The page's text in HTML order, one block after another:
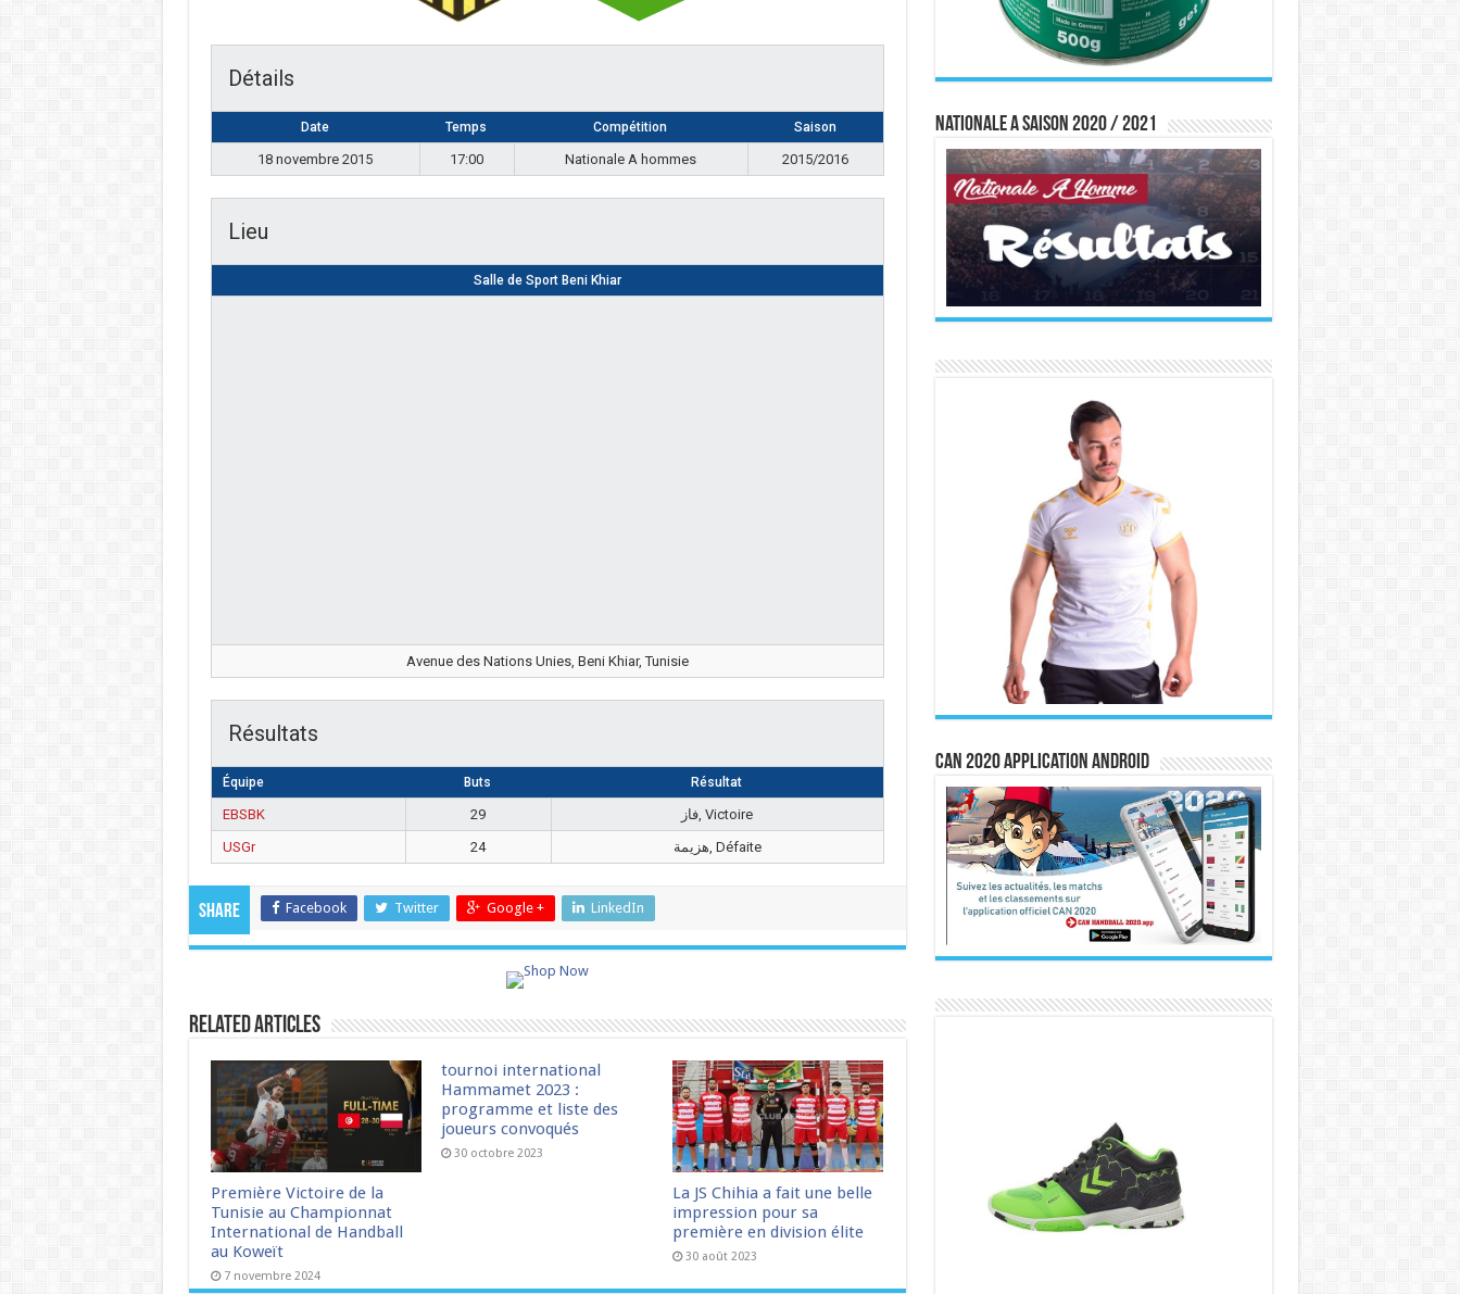
Détails
Date Temps Compétition Saison
18 novembre 2015 17:00 Nationale A hommes 2015/2016
Lieu
Salle de Sport Beni Khiar
Avenue des Nations Unies, Beni Khiar, Tunisie
Résultats
Équipe Buts Résultat
EBSBK 29
فاز, Victoire
USGr
24 هزيمة, Défaite
Share Facebook Twitter Google + LinkedIn
Related Articles
Première Victoire de la
Tunisie au Championnat
International de Handball
au Koweït
7 novembre 2024
tournoi international
Hammamet 2023 :
programme et liste des
joueurs convoqués
30 octobre 2023
La JS Chihia a fait une belle
impression pour sa
première en division élite
30 août 2023
Nationale A saison 2020 / 2021
CAN 2020 Application Android